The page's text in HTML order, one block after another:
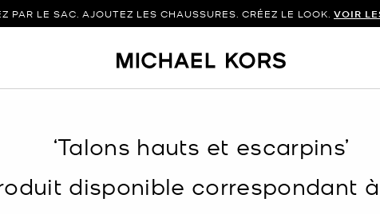
PAR LE SAC. AJOUTEZ LES CHAUSSURES. CRÉEZ LE LOOK. VOIR
‘Talons hauts et escarpins’
disponible correspondant